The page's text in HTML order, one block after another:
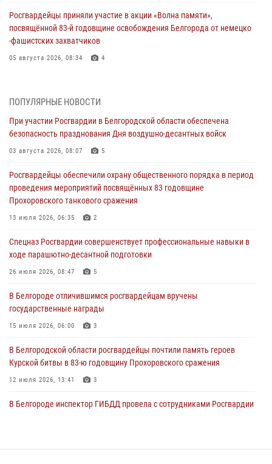
Росгвардейцы приняли участие в акции «Волна памяти»,
посвящённой 83‑й годовщине освобождения Белгорода от немецко
‑фашистских захватчиков
05 августа 2026, 08:34 4
Росгвардейцы спасли раненого при атаке FPV-дрона ВСУ жителя
белгородского приграничья
За неделю белгородские росгвардейцы пресекли свыше 130
правонарушений
04 августа 2026, 06:03
Сотрудники Росгвардии задержали подозреваемую в краже
товаров из гипермаркета в Белгороде
03 августа 2026, 13:29
«Я расскажу вам о Герое»: история подполковника милиции в
отставке Виктора Хайрулика (видео)
03 августа 2026, 10:37
ПОПУЛЯРНЫЕ НОВОСТИ
При участии Росгвардии в Белгородской области обеспечена
безопасность празднования Дня воздушно-десантных войск
03 августа 2026, 08:07 5
Росгвардейцы обеспечили охрану общественного порядка в период
проведения мероприятий посвящённых 83 годовщине
Прохоровского танкового сражения
13 июля 2026, 06:35 2
Спецназ Росгвардии совершенствует профессиональные навыки в
ходе парашютно-десантной подготовки
26 июля 2026, 08:47 5
В Белгороде отличившимся росгвардейцам вручены
государственные награды
15 июля 2026, 06:00 3
В Белгородской области росгвардейцы почтили память героев
Курской битвы в 83-ю годовщину Прохоровского сражения
12 июля 2026, 13:41 3
В Белгороде инспектор ГИБДД провела с сотрудниками Росгвардии